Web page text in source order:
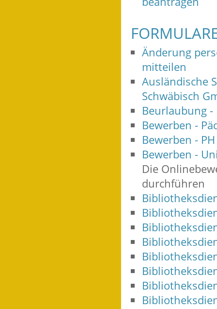
Änderung
mitteilen
Ausländische
Schwäbisch
Beurlaubung -
Bewerben -
Bewerben -
Bewerben -
Die
durchführen